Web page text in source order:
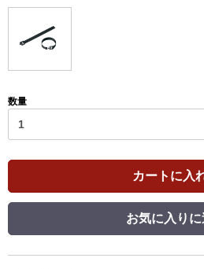
数量
カートに入
お気に入りに